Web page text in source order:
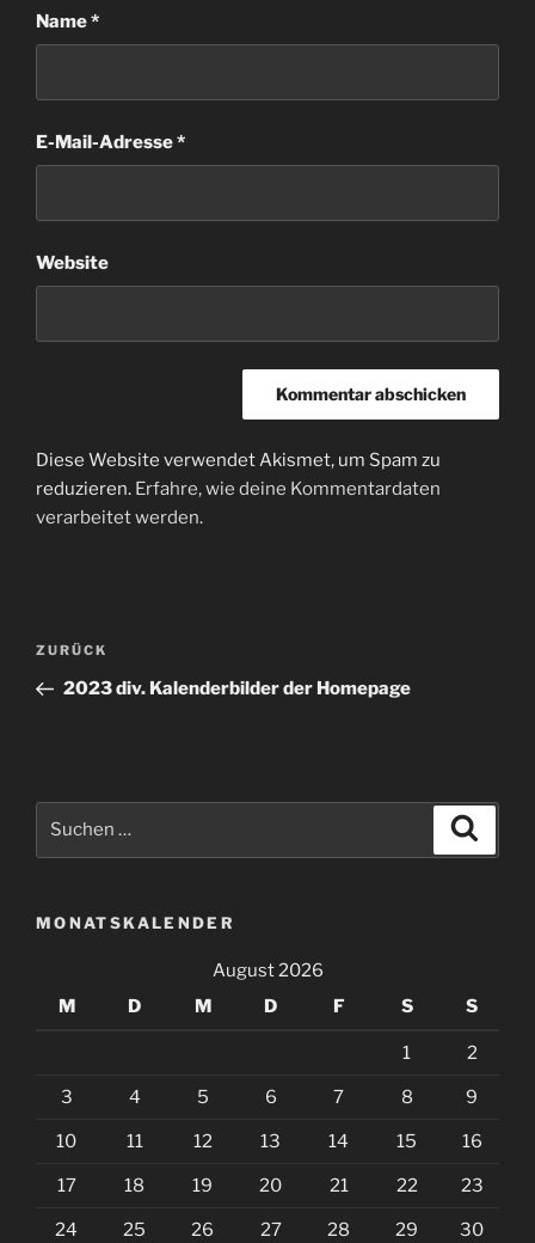
Name*
E-Mail-Adresse*
Website
Diese Website verwendet Akismet, um Spam zu
reduzieren. Erfahre, wie deine Kommentardaten
verarbeitet werden.
Beitragsnavigation
Vorheriger
Beitrag
ZURÜCK
2023 div. Kalenderbilder der Homepage
MONATSKALENDER
August 2026
M
D M D F S S
1 2
3 4 5 6 7 8 9
10 11 12 13 14 15 16
17 18 19 20 21 22 23
24 25 26 27 28 29 30